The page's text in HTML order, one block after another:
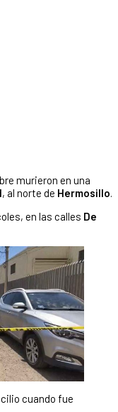
murieron en una
, al norte de Hermosillo.
en las calles De
cuando fue